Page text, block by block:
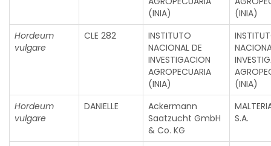
(INIA)
(INIA)
Hordeum
vulgare
CLE 282
INSTITUTO
NACIONAL DE
INVESTIGACION
AGROPECUARIA
(INIA)
(INIA)
Hordeum
vulgare
DANIELLE
Ackermann
Saatzucht GmbH
& Co. KG
S.A.